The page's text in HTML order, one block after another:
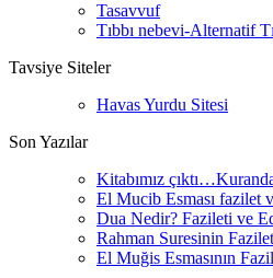
Tasavvuf
Tıbbı nebevi-Alternatif
Tavsiye Siteler
Havas Yurdu Sitesi
Son Yazılar
Kitabımız
El Mucib Esması fazilet
Dua Nedir? Fazileti ve
Rahman Suresinin
El Muğis Esmasının